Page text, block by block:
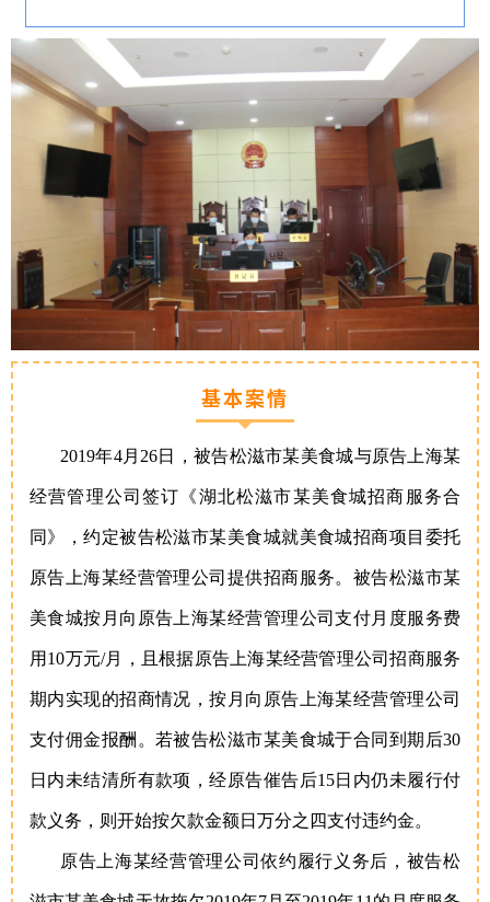
基本案情
2019年4月26日，被告松滋市某美食城与原告上海某
经营管理公司签订《湖北松滋市某美食城招商服务合
同》，约定被告松滋市某美食城就美食城招商项目委托
原告上海某经营管理公司提供招商服务。被告松滋市某
美食城按月向原告上海某经营管理公司支付月度服务费
用10万元/月，且根据原告上海某经营管理公司招商服务
期内实现的招商情况，按月向原告上海某经营管理公司
支付佣金报酬。若被告松滋市某美食城于合同到期后30
日内未结清所有款项，经原告催告后15日内仍未履行付
款义务，则开始按欠款金额日万分之四支付违约金。
原告上海某经营管理公司依约履行义务后，被告松